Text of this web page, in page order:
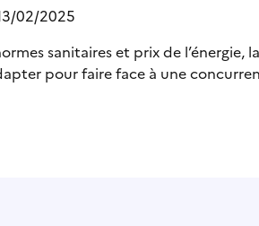
02/2025
sanitaires et prix de
pour faire face à une